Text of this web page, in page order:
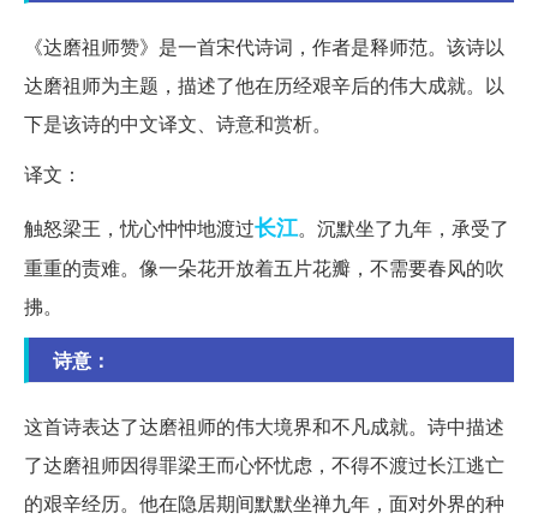
《达磨祖师赞》是一首宋代诗词，作者是释师范。该诗以
达磨祖师为主题，描述了他在历经艰辛后的伟大成就。以
下是该诗的中文译文、诗意和赏析。
译文：
触怒梁王，忧心忡忡地渡过长江。沉默坐了九年，承受了
重重的责难。像一朵花开放着五片花瓣，不需要春风的吹
拂。
诗意：
这首诗表达了达磨祖师的伟大境界和不凡成就。诗中描述
了达磨祖师因得罪梁王而心怀忧虑，不得不渡过长江逃亡
的艰辛经历。他在隐居期间默默坐禅九年，面对外界的种